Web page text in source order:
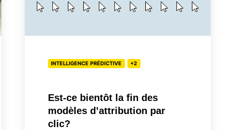
bientôt
fin
modèlesINTELLIGENCE PRÉDICTIVE +2
Est-ce bientôt la fin des
modèles d’attribution par
clic?